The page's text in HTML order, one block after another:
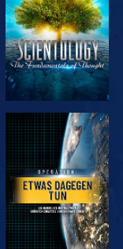
ENTDECKEN
ANSEHEN